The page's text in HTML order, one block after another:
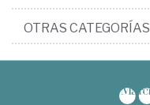
OTRAS CATEGORÍAS